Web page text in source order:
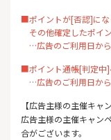
■ポイントが[否認]に
その他確定したポイ
…広告のご利用日から
■ポイント通帳[判定中
…広告のご利用日から
【広告主様の主催キャ
広告主様の主催キャン
合がございます。